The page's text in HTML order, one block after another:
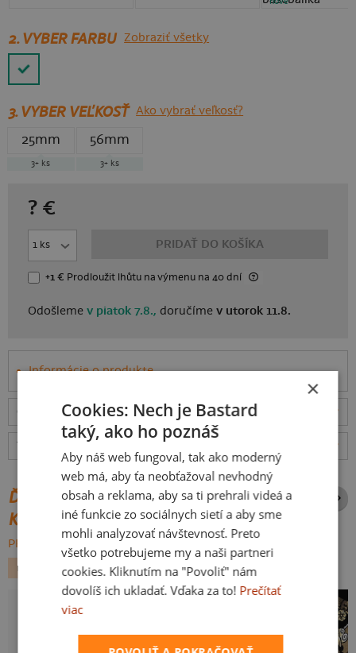
2. VYBER FARBU Zobraziť všetky
3.VYBER VEĽKOSŤ Ako vybrať veľkosť?
25mm
3+ ks
56mm
3+ ks
? €
PRIDAŤ DO KOŠÍKA
+1 € Prodloužit lhůtuna výmenu na 40 dní
Odošlemev piatok 7.8., doručímev utorok 11.8.
Informácie o produkte
Odošlemev piatok 7.8., doručímev utorok 11.8.
Tabuľka veľkostí : Akú vybrať?
ĎALŠIE POTLAČE Z ROVNAKEJ
KATEGÓRIE
PREHĽADÁVAŤ VŠETKO:
FILMY A SERIÁLY
SUPERHRDINOVIA
×
Cookies: Nech je Bastard
taký, ako ho poznáš
Aby náš web fungoval, tak ako moderný
web má, aby ťa neobťažoval nevhodný
obsah a reklama, aby sa ti prehrali videá a
iné funkcie zo sociálnych sietí a aby sme
mohli analyzovať návštevnosť. Preto
všetko potrebujeme my a naši partneri
cookies. Kliknutím na "Povoliť" nám
dovolíš ich ukladať. Vďaka za to! Prečítať
viac